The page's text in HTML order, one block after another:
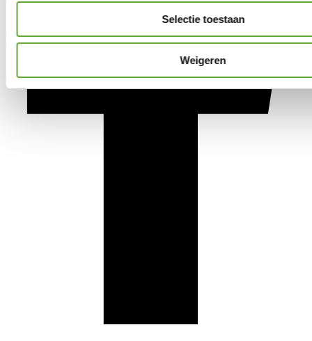
Selectie toestaan
Weigeren